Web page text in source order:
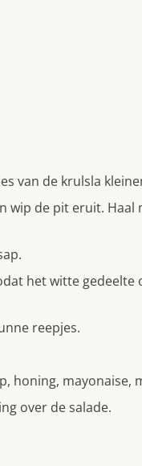
van de krulsla
wip de pit eruit.
het witte
reepjes.
honing,
over de salade.